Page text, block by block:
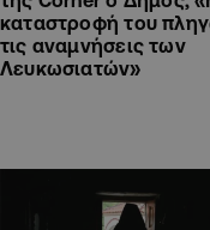
καταστροφή του
τις αναμνήσεις των
Λευκωσιατών»